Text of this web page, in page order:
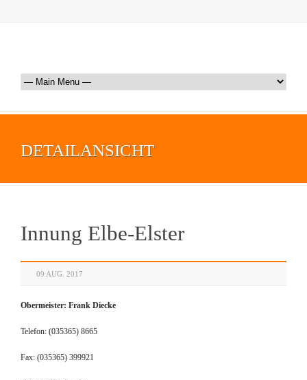
DETAILANSICHT
Innung Elbe-Elster
09 AUG. 2017
Obermeister: Frank Diecke
Telefon: (035365) 8665
Fax: (035365) 399921